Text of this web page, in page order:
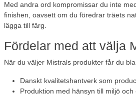
Med andra ord kompromissar du inte
finishen, oavsett om du föredrar träets
lägga till färg.
Fördelar med att välja
När du väljer Mistrals produkter får du
Danskt kvalitetshantverk som
Produktion med hänsyn till miljö